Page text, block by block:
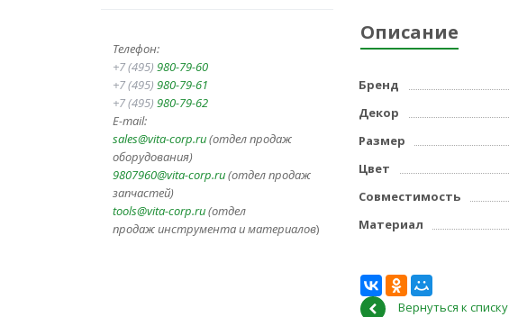
Телефон:
+7 (495) 980-79-60
+7 (495) 980-79-61
+7 (495) 980-79-62
E-mail:
sales@vita-corp.ru(отдел продаж
оборудования)
9807960@vita-corp.ru(отдел продаж
запчастей)
tools@vita-corp.ru(отдел
продаж инструмента иматериалов)
Описание
Бренд
Декор
Размер
Цвет
Совместимость
Материал
Вернуться к списку